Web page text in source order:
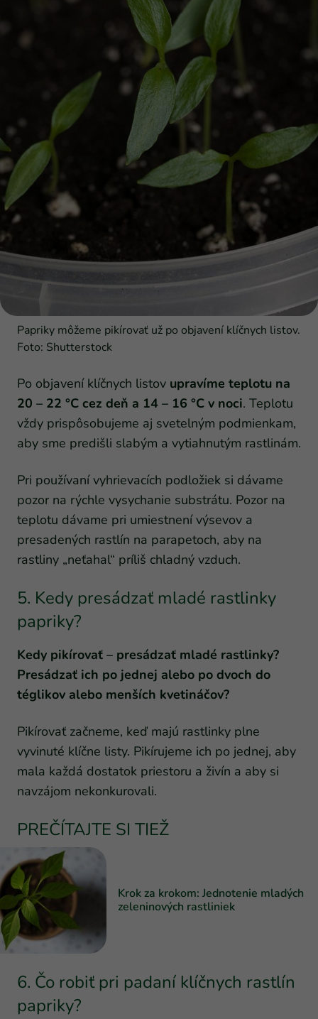
Papriky môžeme pikírovať už po objavení klíčnych listov.
Foto: Shutterstock
Po objavení klíčnych listov upravíme teplotu na
20 – 22 °C cez deň a 14 – 16 °C v noci. Teplotu
vždy prispôsobujeme aj svetelným podmienkam,
aby sme predišli slabým a vytiahnutým rastlinám.
Pri používaní vyhrievacích podložiek si dávame
pozor na rýchle vysychanie substrátu. Pozor na
teplotu dávame pri umiestnení výsevov a
presadených rastlín na parapetoch, aby na
rastliny „neťahal“ príliš chladný vzduch.
5. Kedy presádzať mladé rastlinky
papriky?
Kedy pikírovať – presádzať mladé rastlinky?
Presádzať ich po jednej alebo po dvoch do
téglikov alebo menších kvetináčov?
Pikírovať začneme, keď majú rastlinky plne
vyvinuté klíčne listy. Pikírujeme ich po jednej, aby
mala každá dostatok priestoru a živín a aby si
navzájom nekonkurovali.
PREČÍTAJTE SI TIEŽ
Krok za krokom: Jednotenie mladých
zeleninových rastliniek
6. Čo robiť pri padaní klíčnych rastlín
papriky?